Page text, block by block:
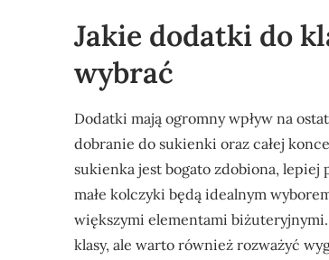
Jakie dodatki do
wybrać
Dodatki mają ogromny wpływ na
dobranie do sukienki oraz całej
sukienka jest bogato zdobiona,
małe kolczyki będą idealnym
większymi elementami
klasy, ale warto również rozważyć